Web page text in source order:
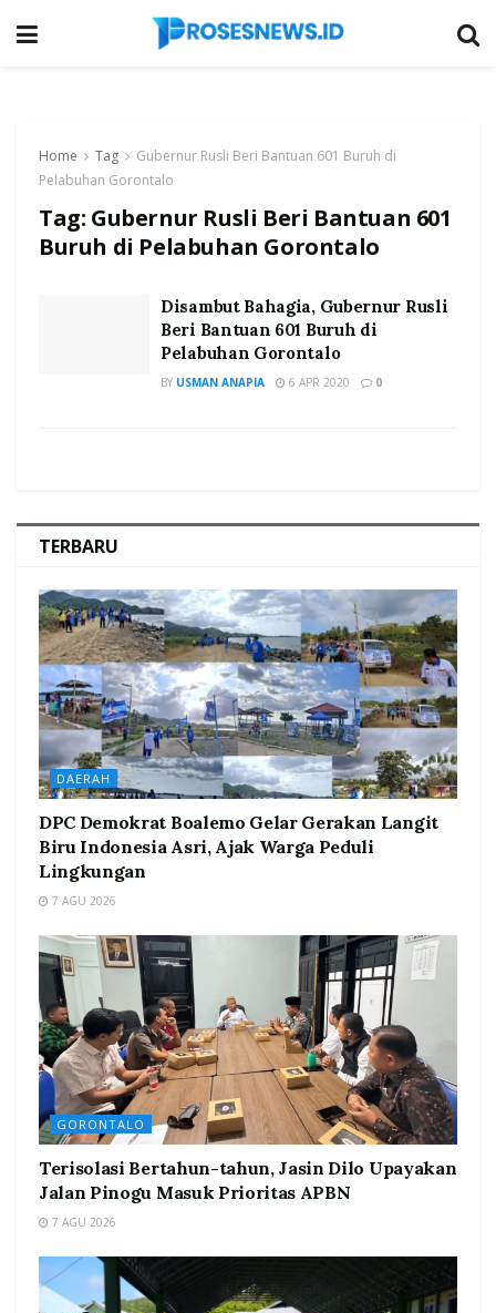
Home Tag
Gubernur Rusli Beri Bantuan 601 Buruh di
Pelabuhan Gorontalo
Tag: Gubernur Rusli Beri Bantuan 601
Buruh di Pelabuhan Gorontalo
Disambut Bahagia, Gubernur Rusli
Beri Bantuan 601 Buruh di
Pelabuhan Gorontalo
BY USMAN ANAPIA 6 APR 2020 0
TERBARU
DAERAH
DPC Demokrat Boalemo Gelar Gerakan Langit
Biru Indonesia Asri, Ajak Warga Peduli
Lingkungan
7 AGU 2026
GORONTALO
Terisolasi Bertahun-tahun, Jasin Dilo Upayakan
Jalan Pinogu Masuk Prioritas APBN
7 AGU 2026